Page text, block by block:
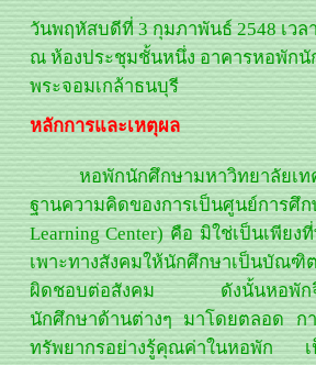
วันพฤหัสบดีที่ 3 กุมภาพันธ์ 2548 เวล
ณ ห้องประชุมชั้นหนึ่ง อาคารหอพัก
พระจอมเกล้าธนบุรี
หลักการและเหตุผล
หอพักนักศึกษามหาวิทยาลัยเ
ฐานความคิดของการเป็นศูนย์การ
Learning Center) คือ มิใช่เป็นเพีย
เพาะทางสังคมให้นักศึกษาเป็นบัณ
ผิดชอบต่อสังคม ดังนั้นหอพักจึงไ
นักศึกษาด้านต่างๆ มาโดยตลอด กา
ทรัพยากรอย่างรู้คุณค่าในหอพัก เ